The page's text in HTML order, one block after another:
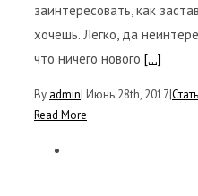
заинтересовать, как
хочешь. Легко, да
что ничего нового [...]
By admin| Июнь 28th, 2017|
Read More